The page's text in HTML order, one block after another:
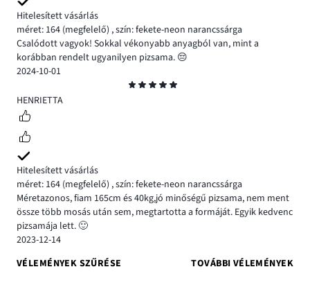
Hitelesített vásárlás
méret: 164 (megfelelő) ,szín: fekete-neon narancssárga
Csalódott vagyok! Sokkal vékonyabb anyagból van, mint a
korábban rendelt ugyanilyen pizsama. 😔
2024-10-01
5
HENRIETTA
Hitelesített vásárlás
méret: 164 (megfelelő) ,szín: fekete-neon narancssárga
Méretazonos, fiam 165cm és 40kg,jó minőségű pizsama, nem ment
össze több mosás után sem, megtartotta a formáját. Egyik kedvenc
pizsamája lett. 🙂
2023-12-14
VÉLEMÉNYEK SZŰRÉSE
TOVÁBBI VÉLEMÉNYEK